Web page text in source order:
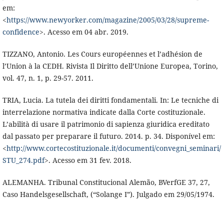
em:
<https://www.newyorker.com/magazine/2005/03/28/supreme-
confidence>. Acesso em 04 abr. 2019.
TIZZANO, Antonio. Les Cours européennes et l’adhésion de
l’Union à la CEDH. Rivista Il Diritto dell’Unione Europea, Torino,
vol. 47, n. 1, p. 29-57. 2011.
TRIA, Lucia. La tutela dei diritti fondamentali. In: Le tecniche di
interrelazione normativa indicate dalla Corte costituzionale.
L’abilità di usare il patrimonio di sapienza giuridica ereditato
dal passato per preparare il futuro. 2014. p. 34. Disponível em:
<http://www.cortecostituzionale.it/documenti/convegni_seminari/
STU_274.pdf>. Acesso em 31 fev. 2018.
ALEMANHA. Tribunal Constitucional Alemão, BVerfGE 37, 27,
Caso Handelsgesellschaft, (“Solange I”). Julgado em 29/05/1974.